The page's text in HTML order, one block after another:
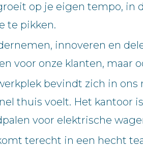
op je eigen tempo, in
te pikken.
innoveren en
voor onze klanten, maar
bevindt zich in
thuis voelt. Het kantoor
voor elektrische
terecht in een hecht